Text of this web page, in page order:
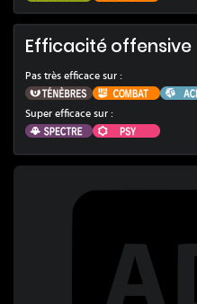
Efficacité offensive
Pas très efficace sur :
Ténèbres
Combat
Super efficace sur :
Spectre
Psy